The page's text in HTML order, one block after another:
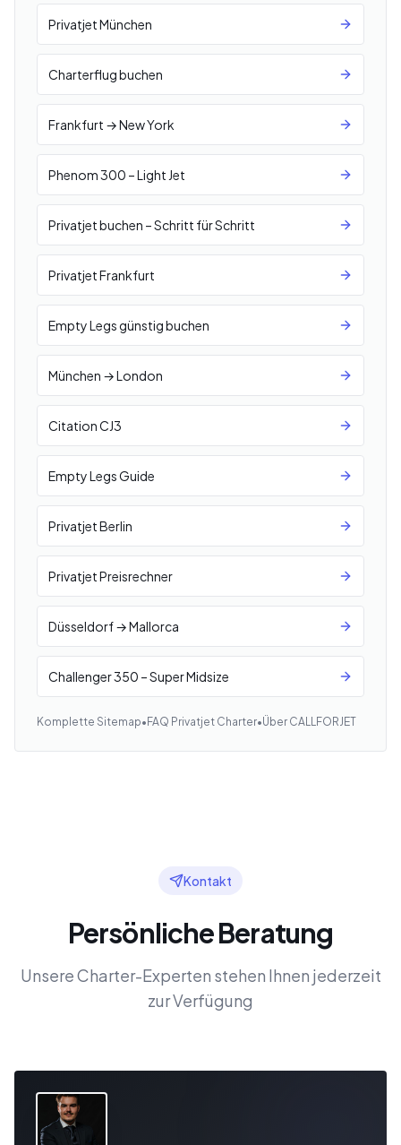
Privatjet München
Charterflug buchen
Frankfurt → New York
Phenom 300 – Light Jet
Privatjet buchen – Schritt für Schritt
Privatjet Frankfurt
Empty Legs günstig buchen
München → London
Citation CJ3
Empty Legs Guide
Privatjet Berlin
Privatjet Preisrechner
Düsseldorf → Mallorca
Challenger 350 – Super Midsize
Komplette Sitemap• FAQ Privatjet Charter•Über CALLFORJET
Kontakt
Persönliche Beratung
Unsere Charter-Experten stehen Ihnen jederzeit
zur Verfügung